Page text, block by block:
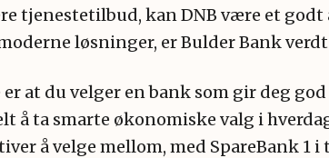
tjenestetilbud, kan DNB være et
løsninger, er Bulder Bank verdt
at du velger en bank som gir deg
å ta smarte økonomiske valg i
å velge mellom, med SpareBank 1